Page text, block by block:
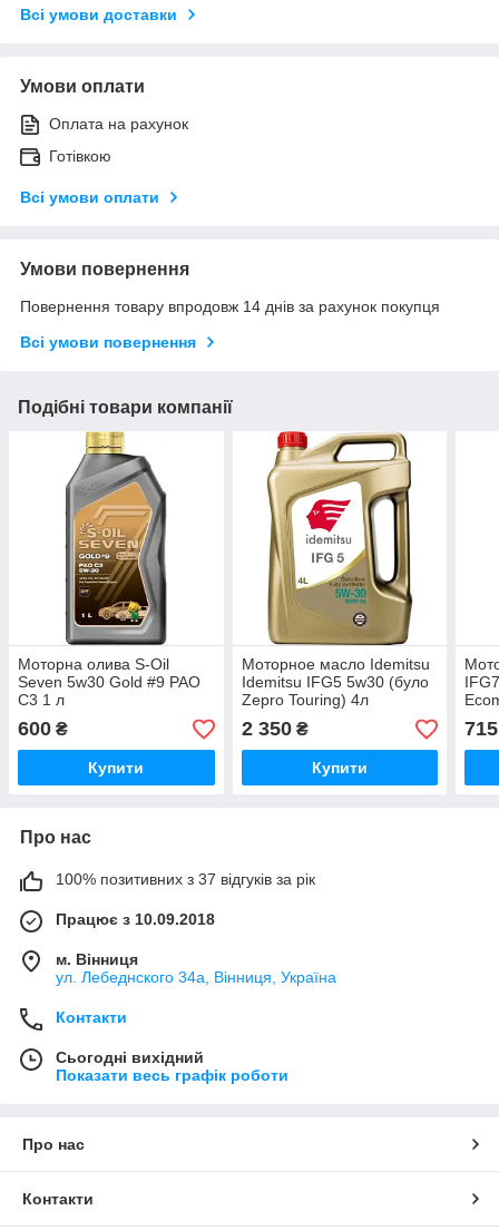
Всі умови доставки
Умови оплати
Оплата на рахунок
Готівкою
Всі умови оплати
Умови повернення
Повернення товару впродовж 14 днів за рахунок покупця
Всі умови повернення
Подібні товари компанії
Моторна олива S-Oil
Seven 5w30 Gold #9 PAO
C3 1 л
600 ₴
Купити
Моторное масло Idemitsu
Idemitsu IFG5 5w30 (було
Zepro Touring) 4л
2 350₴
Купити
715
Про нас
100% позитивних з 37 відгуків за рік
Працює з 10.09.2018
м. Вінниця
ул. Лебеднского 34а, Вінниця, Україна
Контакти
Сьогодні вихідний
Показати весь графік роботи
Про нас
Контакти